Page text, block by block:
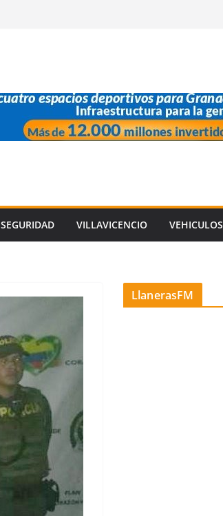
SEGURIDAD VILLAVICENCIO VEHICULOS
LlanerasFM